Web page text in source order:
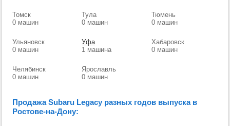
Томск
0 машин
Тула
0 машин
Тюмень
0 машин
Ульяновск
0 машин
Уфа
1 машина
Хабаровск
0 машин
Челябинск
0 машин
Ярославль
0 машин
Продажа Subaru Legacy разных годов выпуска в
Ростове-на-Дону: